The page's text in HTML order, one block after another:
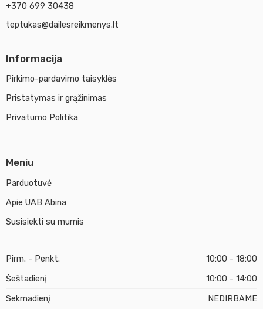
+370 699 30438
teptukas@dailesreikmenys.lt
Informacija
Pirkimo-pardavimo taisyklės
Pristatymas ir grąžinimas
Privatumo Politika
Meniu
Parduotuvė
Apie UAB Abina
Susisiekti su mumis
Pirm. - Penkt.
10:00 - 18:00
Šeštadienį
10:00 - 14:00
Sekmadienį
NEDIRBAME